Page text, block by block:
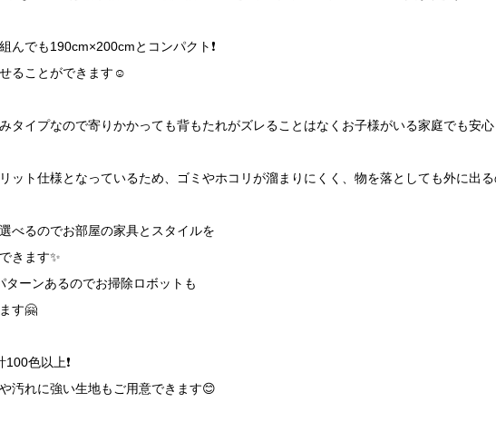
んでも190cm×200cmとコンパクト❗️
ることができます☺️
タイプなので寄りかかっても背もたれがズレることはなくお子様がいる家庭でも安心
ット仕様となっているため、ゴミやホコリが溜まりにくく、物を落としても外に出
べるのでお部屋の家具とスタイルを
きます✨️
ターンあるのでお掃除ロボットも
す🤗
色以上❗️
汚れに強い生地もご用意できます😊